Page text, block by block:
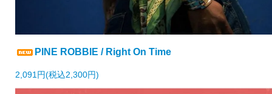
PINE ROBBIE / Right On Time
2,091円(税込2,300円)